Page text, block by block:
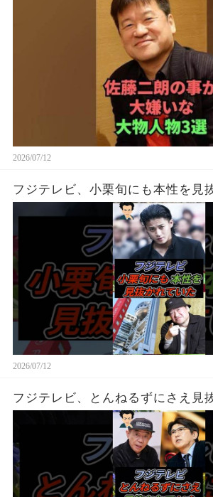
2026/07/12
フジテレビ、小栗旬にも本性を見
2026/07/12
フジテレビ、とんねるずにさえ見